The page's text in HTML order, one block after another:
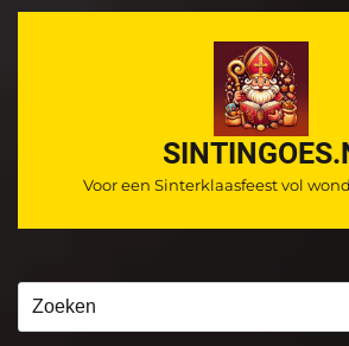
Ga
Voor een Sinterklaasfeest vol